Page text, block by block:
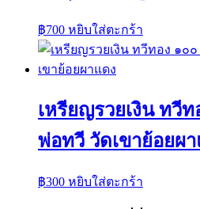
฿700 หยิบใส่ตะกร้า
เหรียญรวยเงิน ทวี
พ่อทวี วัดเขาย้อยผ
฿300 หยิบใส่ตะกร้า